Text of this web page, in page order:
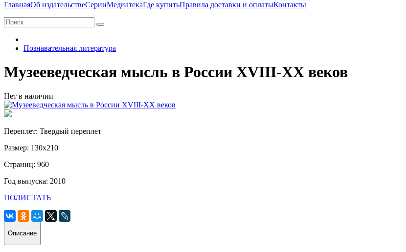
ГлавнаяОб издательствеСерииМедиатекаГде купитьПравила доставки и оплатыКонтакты
Познавательная литература
Музееведческая мысль в России XVIII-ХХ веков
Нет в наличии
Переплет: Твердый переплет
Размер: 130х210
Страниц: 960
Год выпуска: 2010
ПОЛИСТАТЬ
Описание